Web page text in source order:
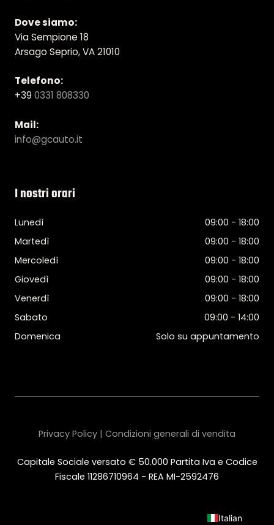
Dove siamo:
Via Sempione 18
Arsago Seprio, VA 21010
Telefono:
+39 0331 808330
Mail:
info@gcauto.it
I nostri orari
Lunedì
09:00 - 18:00
Martedì
09:00 - 18:00
Mercoledì
09:00 - 18:00
Giovedì
09:00 - 18:00
Venerdì
09:00 - 18:00
Sabato
09:00 - 14:00
Domenica
Solo su appuntamento
Capitale Sociale versato € 50.000 Partita Iva e Codice
Fiscale 11286710964 - REA MI-2592476
Privacy Policy | Condizioni generali di vendita
Italian